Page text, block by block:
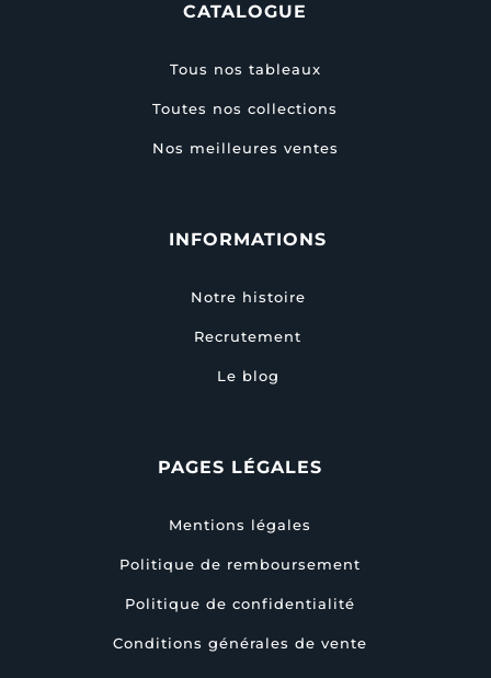
CATALOGUE
Tous nos tableaux
Toutes nos collections
Nos meilleures ventes
INFORMATIONS
Notre histoire
Recrutement
Le blog
PAGES LÉGALES
Mentions légales
Politique de remboursement
Politique de confidentialité
Conditions générales de vente